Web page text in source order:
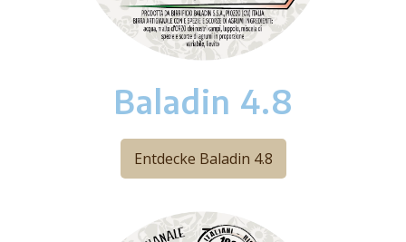
Baladin 4.8
Entdecke Baladin 4.8